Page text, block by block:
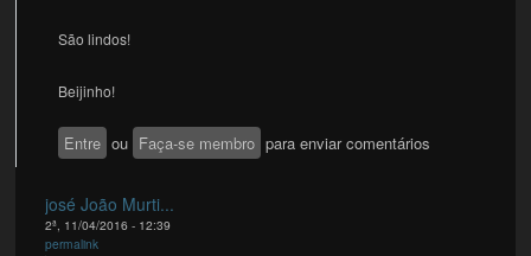
São lindos!
Beijinho!
Entre ou Faça-se membro para enviar comentários
josé João Murti...
2ª, 11/04/2016 - 12:39
permalink